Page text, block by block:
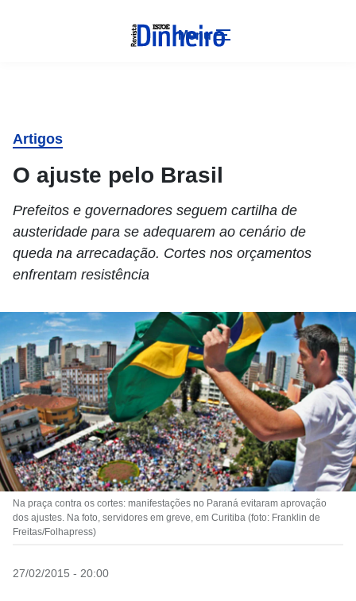
Menu
Artigos
O ajuste pelo Brasil
Prefeitos e governadores seguem cartilha de
austeridade para se adequarem ao cenário de
queda na arrecadação. Cortes nos orçamentos
enfrentam resistência
Na praça contra os cortes: manifestações no Paraná evitaram aprovação
dos ajustes. Na foto, servidores em greve, em Curitiba (foto: Franklin de
Freitas/Folhapress)
27/02/2015 - 20:00